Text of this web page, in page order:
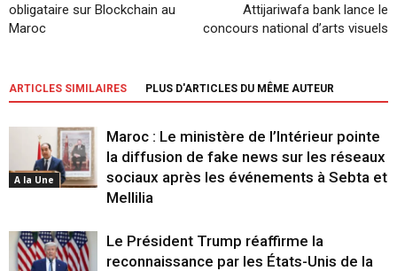
obligataire sur Blockchain au
Maroc
Attijariwafa bank lance le
concours national d’arts visuels
ARTICLES SIMILAIRES PLUS D'ARTICLES DU MÊME AUTEUR
A la Une
Maroc : Le ministère de l’Intérieur pointe
la diffusion de fake news sur les réseaux
sociaux après les événements à Sebta et
Mellilia
Le Président Trump réaffirme la
reconnaissance par les États-Unis de la